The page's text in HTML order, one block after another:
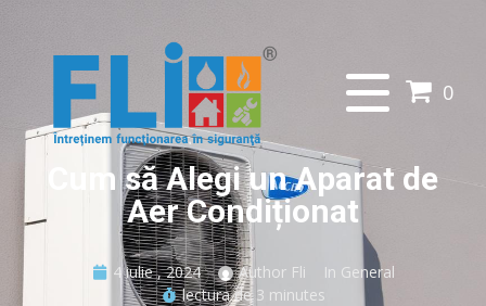
0
Cum să Alegi un Aparat de
Aer Condiționat
4 iulie , 2024 AuthorFli In General
lectura de3 minutes